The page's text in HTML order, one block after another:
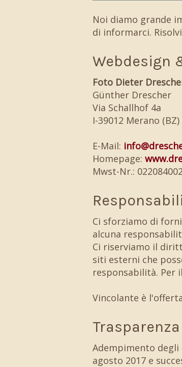
Noi diamo grande
di informarci.
Webdesign
Foto Dieter
Günther Drescher
Via Schallhof 4a
I-39012 Merano (BZ)
E-Mail:
Homepage:
Mwst-Nr.:
Ci sforziamo di
alcuna
Ci riserviamo il
siti esterni che
responsabilità. Per
Vincolante è
Trasparenza
Adempimento degli
agosto 2017 e